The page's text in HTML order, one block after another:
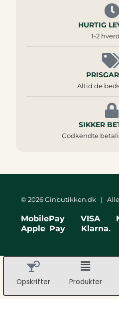
HURTIG
1-2
Altid de
SIKKER
Godkendte
© 2026 Ginbutikken.dk |
MobilePay VISA
Apple Pay Klarna.
Opskrifter
Produkter